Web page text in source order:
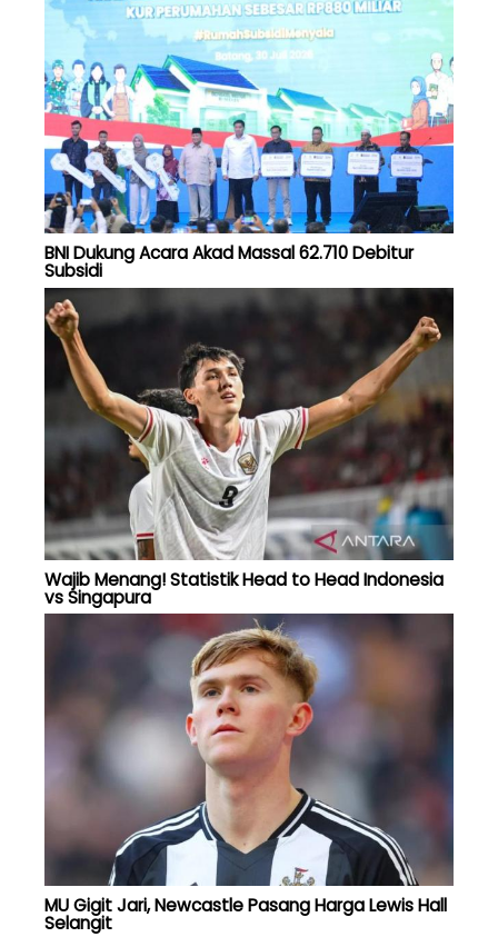
BNI Dukung Acara Akad Massal 62.710 Debitur
Subsidi
Wajib Menang! Statistik Head to Head Indonesia
vs Singapura
MU Gigit Jari, Newcastle Pasang Harga Lewis Hall
Selangit